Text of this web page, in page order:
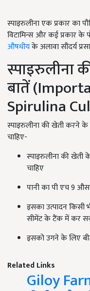
स्पाइरुलीना एक प्रकार का
विटामिन्स और कई प्रकार के
औषधीयके अलावा सौंदर्य
स्पाइरुलीना
बातें
Spirulina
स्पाइरुलीना की खेती करने
चाहिए-
स्पाइरुलीना की खेती के
चाहिए
पानी का पी एच 9
इसका उत्पादन
सीमेंट के टैंक में कर
इसको उगने के लिए
Related Links
Giloy